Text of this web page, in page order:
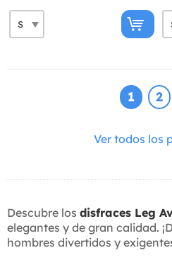
1 2
Ver todos los
Descubre los disfraces Leg
elegantes y de gran calidad.
hombres divertidos y